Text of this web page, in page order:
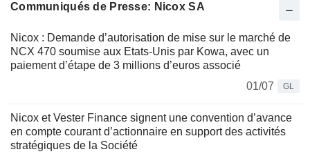
Communiqués de Presse: Nicox SA
Nicox : Demande d’autorisation de mise sur le marché de
NCX 470 soumise aux Etats-Unis par Kowa, avec un
paiement d’étape de 3 millions d’euros associé
01/07
GL
Nicox et Vester Finance signent une convention d’avance
en compte courant d’actionnaire en support des activités
stratégiques de la Société